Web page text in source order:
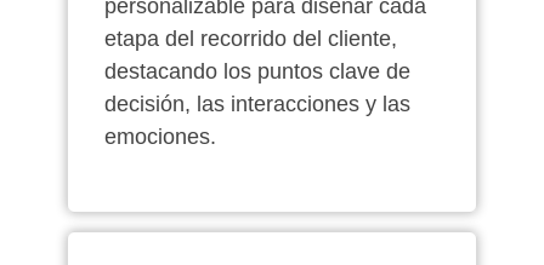
personalizable para diseñar cada
etapa del recorrido del cliente,
destacando los puntos clave de
decisión, las interacciones y las
emociones.